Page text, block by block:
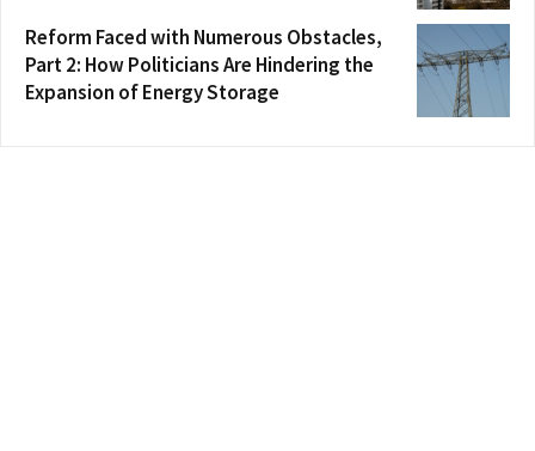
Reform Faced with Numerous Obstacles,
Part 2: How Politicians Are Hindering the
Expansion of Energy Storage